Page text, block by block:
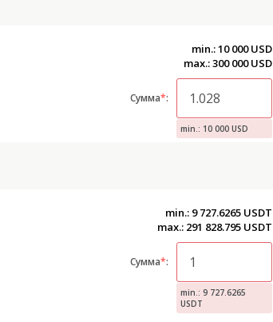
min.: 10 000 USD
max.: 300 000 USD
Сумма*:
min.: 10 000 USD
min.: 9 727.6265 USDT
max.: 291 828.795 USDT
Сумма*:
min.: 9 727.6265
USDT